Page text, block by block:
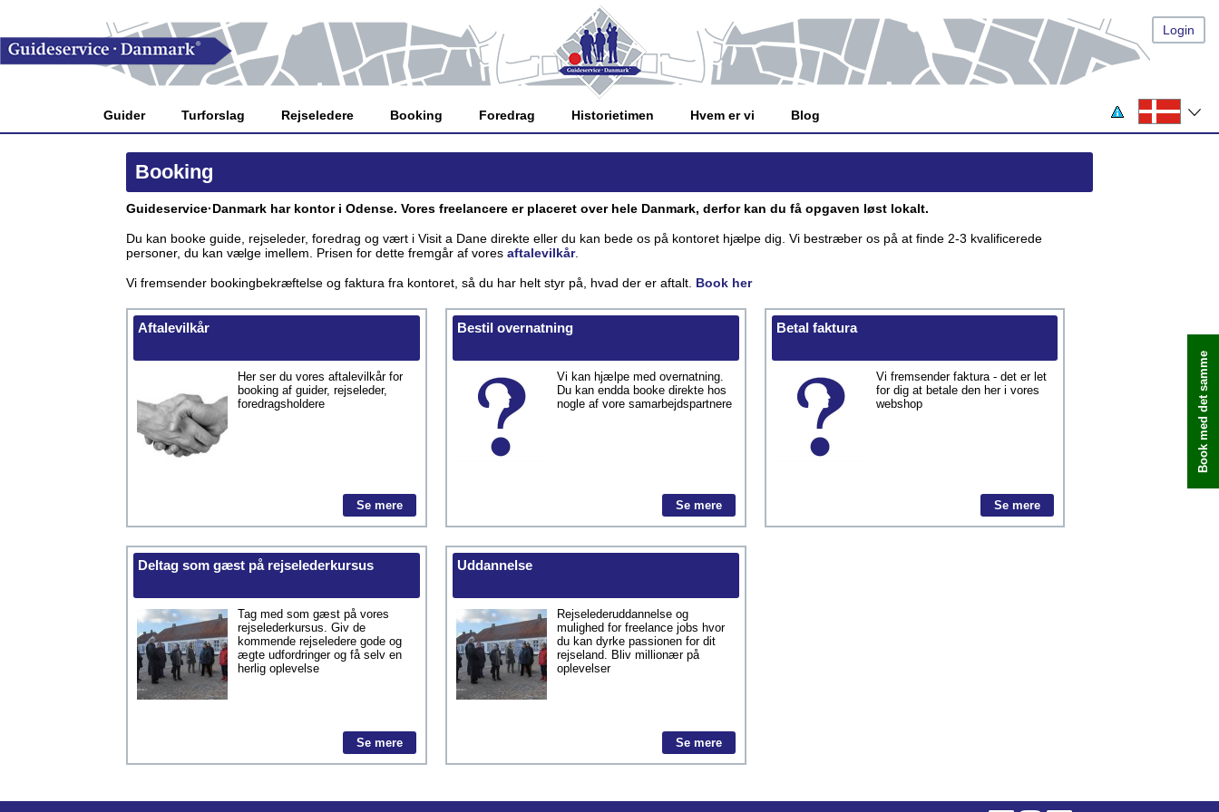
Login
Guider Turforslag Rejseledere Booking Foredrag Historietimen Hvem er vi Blog
Booking
Guideservice·Danmark har kontor i Odense. Vores freelancere er placeret over hele Danmark, derfor kan du få opgaven løst lokalt.
Du kan booke guide, rejseleder, foredrag og vært i Visit a Dane direkte eller du kan bede os på kontoret hjælpe dig. Vi bestræber os på at finde 2-3 kvalificerede
personer, du kan vælge imellem. Prisen for dette fremgår af vores aftalevilkår.
Vi fremsender bookingbekræftelse og faktura fra kontoret, så du har helt styr på, hvad der er aftalt. Book her
Aftalevilkår
Her ser du vores aftalevilkår for
booking af guider, rejseleder,
foredragsholdere
Se mere
Bestil overnatning
Vi kan hjælpe med overnatning.
Du kan endda booke direkte hos
nogle af vore samarbejdspartnere
Se mere
Betal faktura
Vi fremsender faktura - det er let
for dig at betale den her i vores
webshop
Se mere
Deltag som gæst på rejselederkursus
Tag med som gæst på vores
rejselederkursus. Giv de
kommende rejseledere gode og
ægte udfordringer og få selv en
herlig oplevelse
Se mere
Uddannelse
Rejselederuddannelse og
mulighed for freelance jobs hvor
du kan dyrke passionen for dit
rejseland. Bliv millionær på
oplevelser
Se mere
Book med det samme